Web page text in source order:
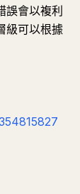
誤會以複利
級可以根據